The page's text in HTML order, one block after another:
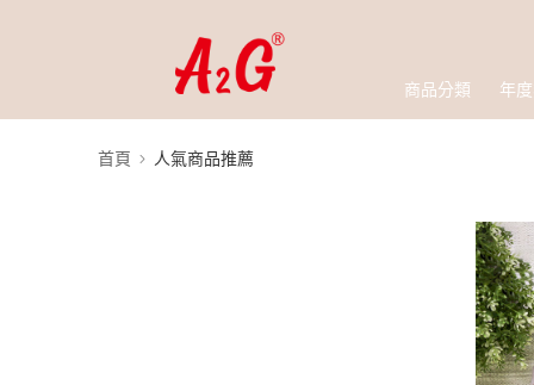
商品分類 年
首頁 人氣商品推薦